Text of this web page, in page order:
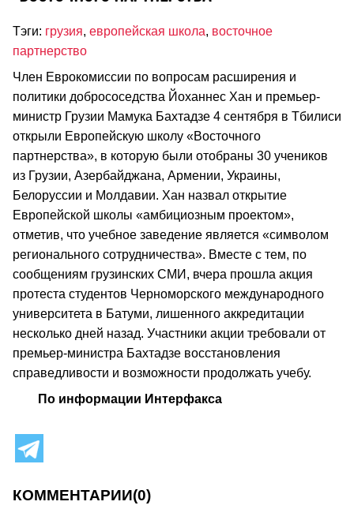
Тэги: грузия, европейская школа, восточное
партнерство
Член Еврокомиссии по вопросам расширения и
политики добрососедства Йоханнес Хан и премьер-
министр Грузии Мамука Бахтадзе 4 сентября в Тбилиси
открыли Европейскую школу «Восточного
партнерства», в которую были отобраны 30 учеников
из Грузии, Азербайджана, Армении, Украины,
Белоруссии и Молдавии. Хан назвал открытие
Европейской школы «амбициозным проектом»,
отметив, что учебное заведение является «символом
регионального сотрудничества». Вместе с тем, по
сообщениям грузинских СМИ, вчера прошла акция
протеста студентов Черноморского международного
университета в Батуми, лишенного аккредитации
несколько дней назад. Участники акции требовали от
премьер-министра Бахтадзе восстановления
справедливости и возможности продолжать учебу.
По информации Интерфакса
КОММЕНТАРИИ(0)